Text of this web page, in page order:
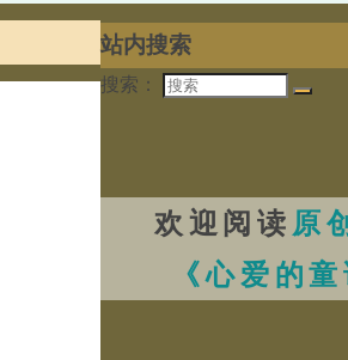
站内搜索
搜索：
欢迎阅读 原
《心爱的童